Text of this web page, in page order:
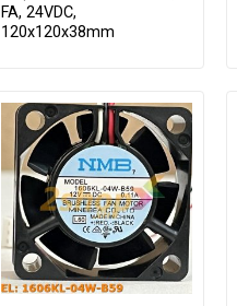
FA, 24VDC,
120x120x38mm